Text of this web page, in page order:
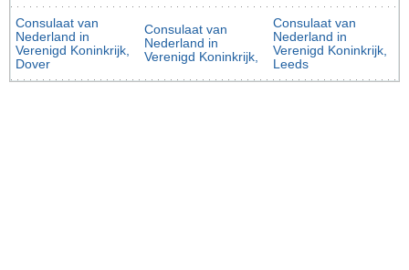
Consulaat van
Nederland in
Verenigd Koninkrijk,
Dover
Consulaat van
Nederland in
Verenigd Koninkrijk,
Consulaat van
Nederland in
Verenigd Koninkrijk,
Leeds